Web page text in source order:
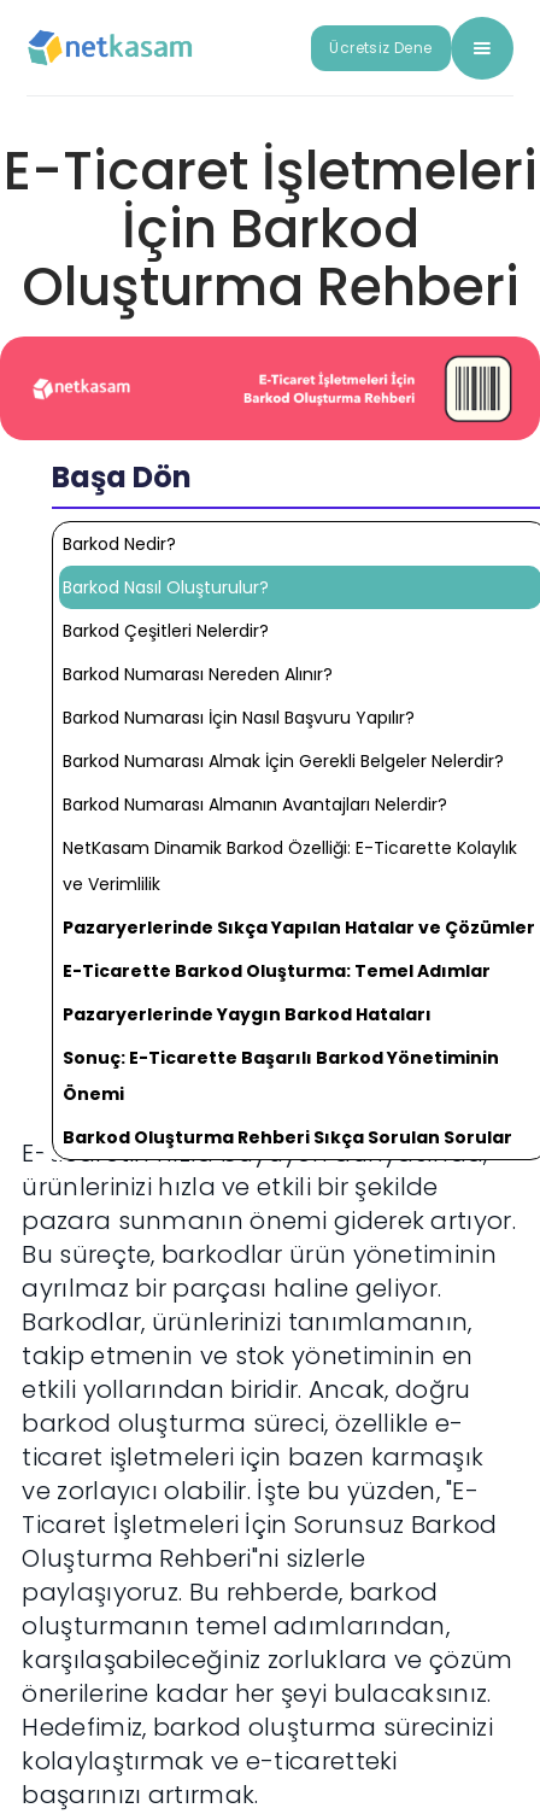
Ücretsiz Dene
E-Ticaret İşletmeleri
İçin Barkod
Oluşturma Rehberi
Başa Dön
Barkod Nedir?
Barkod Nasıl Oluşturulur?
Barkod Çeşitleri Nelerdir?
Barkod Numarası Nereden Alınır?
Barkod Numarası İçin Nasıl Başvuru Yapılır?
Barkod Numarası Almak İçin Gerekli Belgeler Nelerdir?
Barkod Numarası Almanın Avantajları Nelerdir?
NetKasam Dinamik Barkod Özelliği: E-Ticarette Kolaylık
ve Verimlilik
Pazaryerlerinde Sıkça Yapılan Hatalar ve Çözümler
E-Ticarette Barkod Oluşturma: Temel Adımlar
Pazaryerlerinde Yaygın Barkod Hataları
Sonuç: E-Ticarette Başarılı Barkod Yönetiminin
Önemi
Barkod Oluşturma Rehberi Sıkça Sorulan Sorular
E-ticaretin hızla büyüyen dünyasında,
ürünlerinizi hızla ve etkili bir şekilde
pazara sunmanın önemi giderek artıyor.
Bu süreçte, barkodlar ürün yönetiminin
ayrılmaz bir parçası haline geliyor.
Barkodlar, ürünlerinizi tanımlamanın,
takip etmenin ve stok yönetiminin en
etkili yollarından biridir. Ancak, doğru
barkod oluşturma süreci, özellikle e-
ticaret işletmeleri için bazen karmaşık
ve zorlayıcı olabilir. İşte bu yüzden, "E-
Ticaret İşletmeleri İçin Sorunsuz Barkod
Oluşturma Rehberi"ni sizlerle
paylaşıyoruz. Bu rehberde, barkod
oluşturmanın temel adımlarından,
karşılaşabileceğiniz zorluklara ve çözüm
önerilerine kadar her şeyi bulacaksınız.
Hedefimiz, barkod oluşturma sürecinizi
kolaylaştırmak ve e-ticaretteki
başarınızı artırmak.